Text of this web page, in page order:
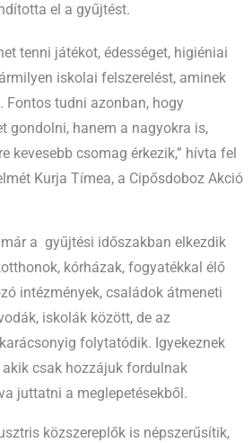
el a gyűjtést.
tenni játékot, édességet, higiéniai
iskolai felszerelést, aminek
Fontos tudni azonban, hogy
gondolni, hanem a nagyokra is,
kevesebb csomag érkezik,” hívta fel
Kurja Tímea, a Cipősdoboz Akció
a gyűjtési időszakban elkezdik
kórházak, fogyatékkal élő
intézmények, családok átmeneti
iskolák között, de az
folytatódik. Igyekeznek
csak hozzájuk fordulnak
juttatni a meglepetésekből.
közszereplők is népszerűsítik,